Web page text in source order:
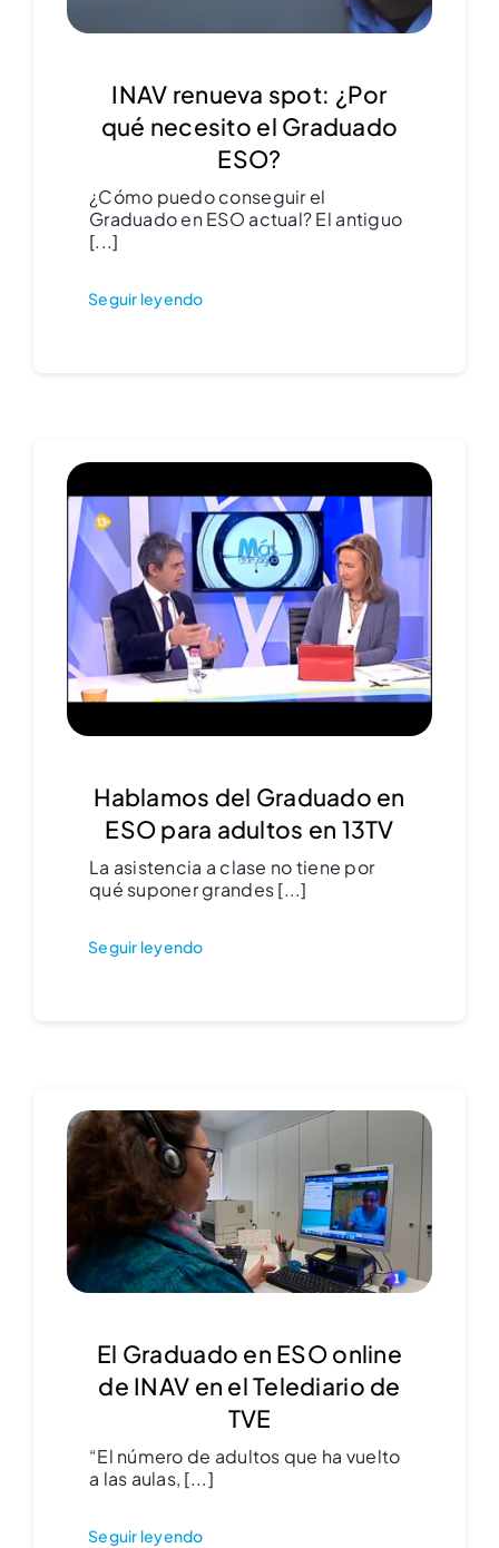
INAV renueva spot: ¿Por
qué necesito el Graduado
ESO?
¿Cómo puedo conseguir el
Graduado en ESO actual? El antiguo
[...]
Seguir leyendo
Hablamos del Graduado en
ESO para adultos en 13TV
La asistencia a clase no tiene por
qué suponer grandes [...]
Seguir leyendo
El Graduado en ESO online
de INAV en el Telediario de
TVE
“El número de adultos que ha vuelto
a las aulas, [...]
Seguir leyendo